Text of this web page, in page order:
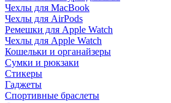
Чехлы для MacBook
Чехлы для AirPods
Ремешки для Apple Watch
Чехлы для Apple Watch
Кошельки и органайзеры
Сумки и рюкзаки
Стикеры
Гаджеты
Спортивные браслеты